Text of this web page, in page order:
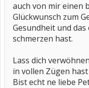
auch von mir einen
Glückwunsch zum
Gesundheit und
schmerzen hast.
Lass dich
in vollen Zügen
Bist echt ne liebe